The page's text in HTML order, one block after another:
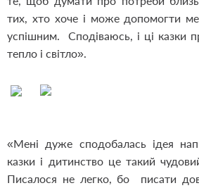
тих, хто хоче і може допомогти
успішним. Сподіваюсь, і ці казки
тепло і світло».
«Мені дуже сподобалась ідея
казки і дитинство це такий
Писалося не легко, бо писати